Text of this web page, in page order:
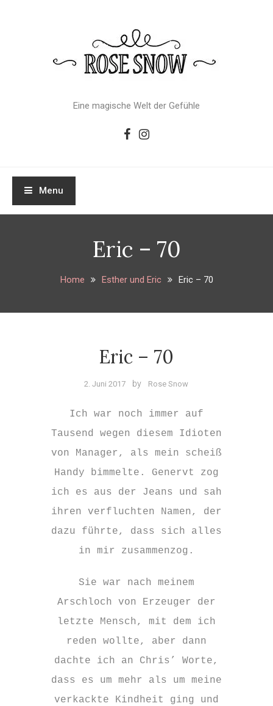
Eine magische Welt der Gefühle
Menu
Eric – 70
Home Esther und Eric Eric – 70
Esther
Eric – 70
2. Juni 2017 by Rose Snow
Eric
–
Ich war noch immer auf
Tausend wegen diesem Idioten
von Manager, als mein scheiß
Handy bimmelte. Genervt zog
ich es aus der Jeans und sah
ihren verfluchten Namen, der
dazu führte, dass sich alles
in mir zusammenzog.
Sie war nach meinem
Arschloch von Erzeuger der
letzte Mensch, mit dem ich
reden wollte, aber dann
dachte ich an Chris’ Worte,
dass es um mehr als um meine
verkackte Kindheit ging und